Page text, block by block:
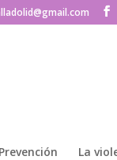
Prevención La